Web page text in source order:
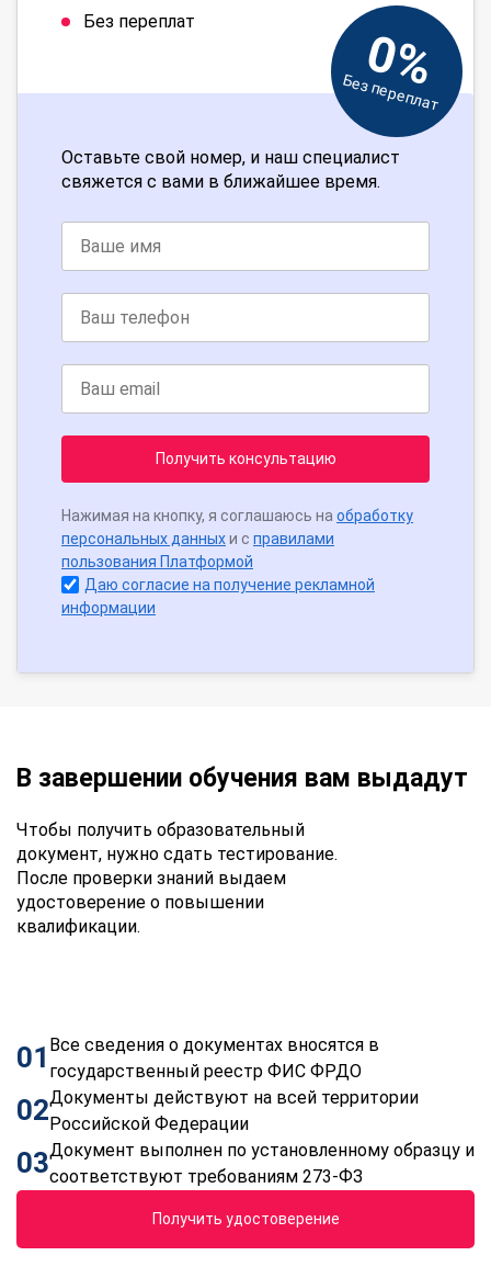
Без переплат
0%
Без переплат
Оставьте свой номер, и наш специалист
свяжется с вами в ближайшее время.
Получить консультацию
Нажимая на кнопку, я соглашаюсь на обработку
персональных данныхи с правилами
пользования Платформой
Даю согласие на получение рекламной
информации
В завершении обучения вам выдадут
Чтобы получить образовательный
документ, нужно сдать тестирование.
После проверки знаний выдаем
удостоверение о повышении
квалификации.
01 Все сведения о документах вносятся в
государственный реестр ФИС ФРДО
02Документы действуют на всей территории
Российской Федерации
03Документ выполнен по установленному образцу и
соответствуют требованиям 273-ФЗ
Получить удостоверение